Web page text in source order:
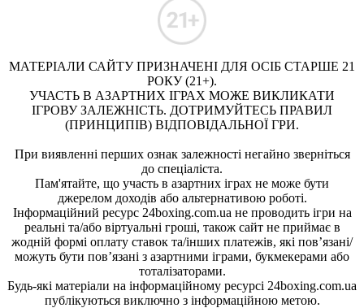
МАТЕРІАЛИ САЙТУ ПРИЗНАЧЕНІ ДЛЯ ОСІБ СТАРШЕ 21
РОКУ (21+).
УЧАСТЬ В АЗАРТНИХ ІГРАХ МОЖЕ ВИКЛИКАТИ
ІГРОВУ ЗАЛЕЖНІСТЬ. ДОТРИМУЙТЕСЬ ПРАВИЛ
(ПРИНЦИПІВ) ВІДПОВІДАЛЬНОЇ ГРИ.
При виявленні перших ознак залежності негайно зверніться
до спеціаліста.
Пам'ятайте, що участь в азартних іграх не може бути
джерелом доходів або альтернативою роботі.
Інформаційний ресурс 24boxing.com.ua не проводить ігри на
реальні та/або віртуальні гроші, також сайт не приймає в
жодній формі оплату ставок та/інших платежів, які пов’язані/
можуть бути пов’язані з азартними іграми, букмекерами або
тоталізаторами.
Будь-які матеріали на інформаційному ресурсі 24boxing.com.ua
публікуються виключно з інформаційною метою.